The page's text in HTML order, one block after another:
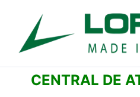
conteúdo
CENTRAL DE